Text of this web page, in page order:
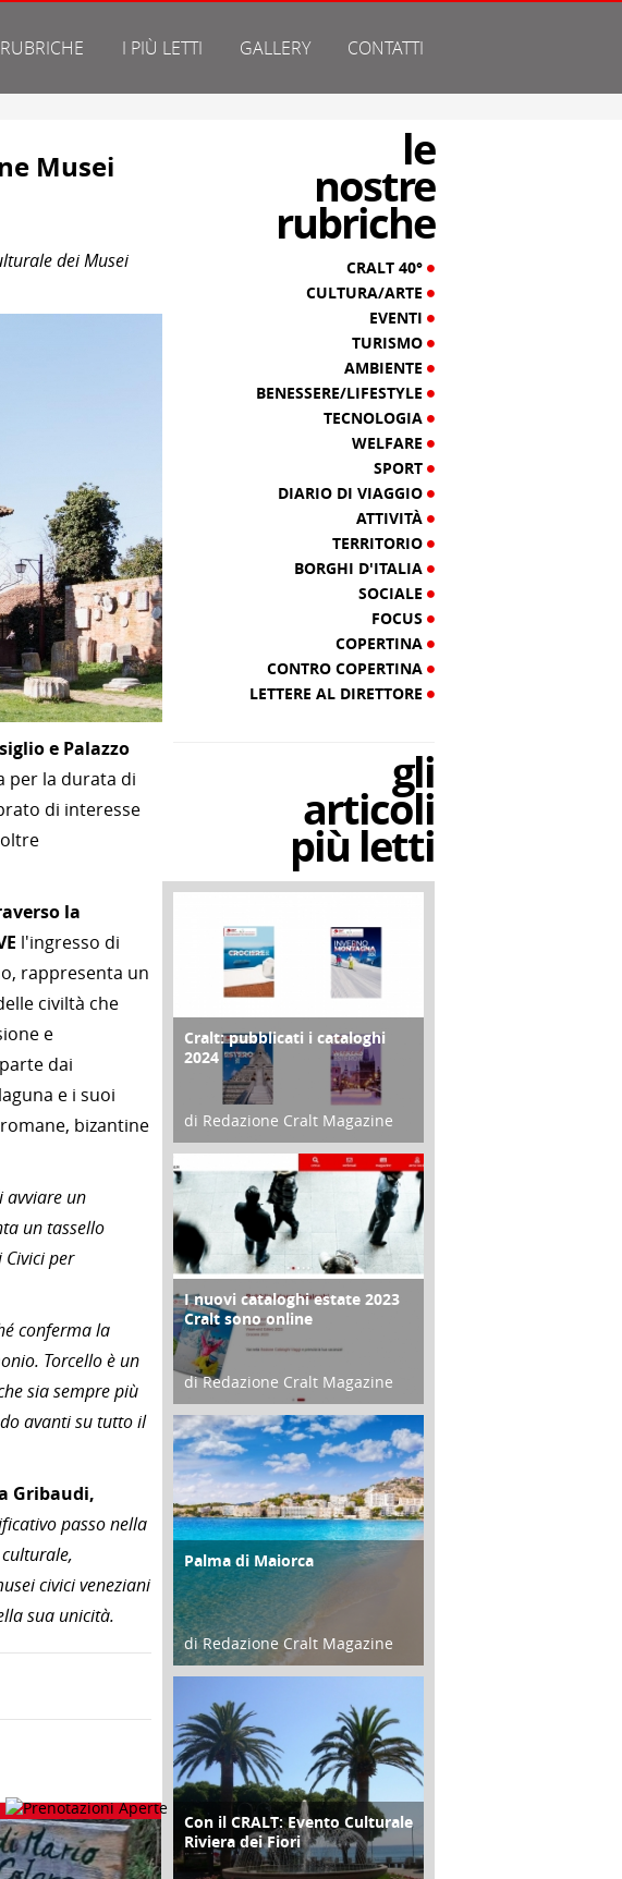
RUBRICHE I PIÙ LETTI GALLERY CONTATTI
Musei
dei Musei
e Palazzo
per la durata di
di interesse
la
l'ingresso di
rappresenta un
civiltà che
e
dai
e i suoi
bizantine
avviare un
un tassello
per
conferma la
Torcello è un
sia sempre più
avanti su tutto il
Gribaudi,
passo nella
civici veneziani
sua unicità.
le
nostre
rubriche
CRALT 40°
CULTURA/ARTE
EVENTI
TURISMO
AMBIENTE
BENESSERE/LIFESTYLE
TECNOLOGIA
WELFARE
SPORT
DIARIO DI VIAGGIO
ATTIVITÀ
TERRITORIO
BORGHI D'ITALIA
SOCIALE
FOCUS
COPERTINA
CONTRO COPERTINA
LETTERE AL DIRETTORE
gli
articoli
più letti
COPERTINA
Cralt: pubblicati i cataloghi
2024
di Redazione Cralt Magazine
21 Novembre 2023
CONTRO COPERTINA
I nuovi cataloghi estate 2023
Cralt sono online
di Redazione Cralt Magazine
07 Marzo 2023
ATTIVITÀ
Palma di Maiorca
di Redazione Cralt Magazine
25 Giugno 2016
ATTIVITÀ
Con il CRALT: Evento Culturale
Riviera dei Fiori